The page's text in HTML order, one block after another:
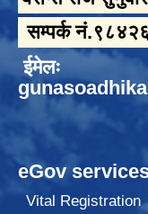
सम्पर्क
ईमेलः
eGov
Vital Registration